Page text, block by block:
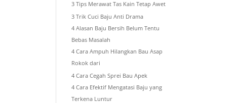
3 Tips Merawat Tas Kain Tetap Awet
3 Trik Cuci Baju Anti Drama
4 Alasan Baju Bersih Belum Tentu
Bebas Masalah
4 Cara Ampuh Hilangkan Bau Asap
Rokok dari
4 Cara Cegah Sprei Bau Apek
4 Cara Efektif Mengatasi Baju yang
Terkena Luntur